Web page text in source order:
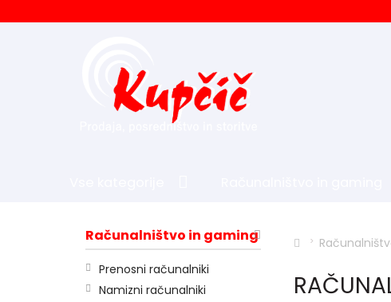
Računalništvo in gaming
Prenosni računalniki
Namizni računalniki